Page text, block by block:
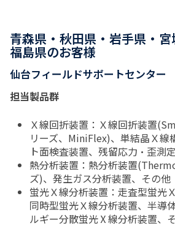
青森県・秋田県・岩手県・宮
福島県のお客様
仙台フィールドサポートセンター
担当製品群
Ｘ線回折装置：Ｘ線回折装置
リーズ、MiniFlex)、単結晶Ｘ線
ト面検査装置、残留応力・歪測
熱分析装置：熱分析装置
ズ)、発生ガス分析装置、その他
蛍光Ｘ線分析装置：走査型蛍光
同時型蛍光Ｘ線分析装置、半導
ルギー分散蛍光Ⅹ線分析装置、